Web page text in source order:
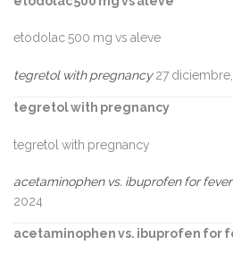
etodolac 500 mg vs aleve
tegretol with pregnancy 27
tegretol with pregnancy
tegretol with pregnancy
acetaminophen vs. ibuprofen for
2024
acetaminophen vs. ibuprofen for